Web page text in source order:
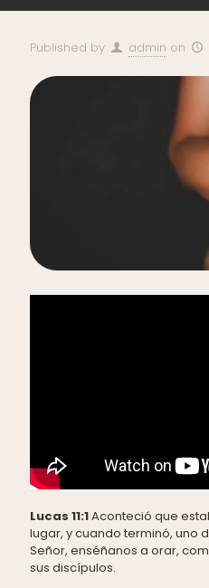
Published by admin on
Lucas 11:1Aconteció que
lugar, y cuando terminó, uno
Señor, enséñanos a orar,
sus discípulos.